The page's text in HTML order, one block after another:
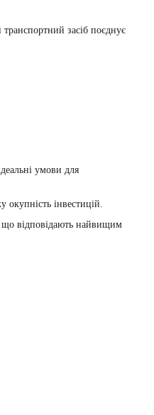
засіб поєднує
умови для
інвестицій.
що відповідають найвищим